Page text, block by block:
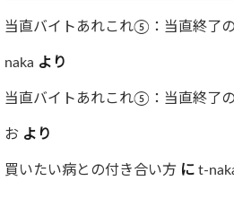
当直バイトあれこれ⑤：当直終了
naka より
当直バイトあれこれ⑤：当直終了
お より
買いたい病との付き合い方 に t-